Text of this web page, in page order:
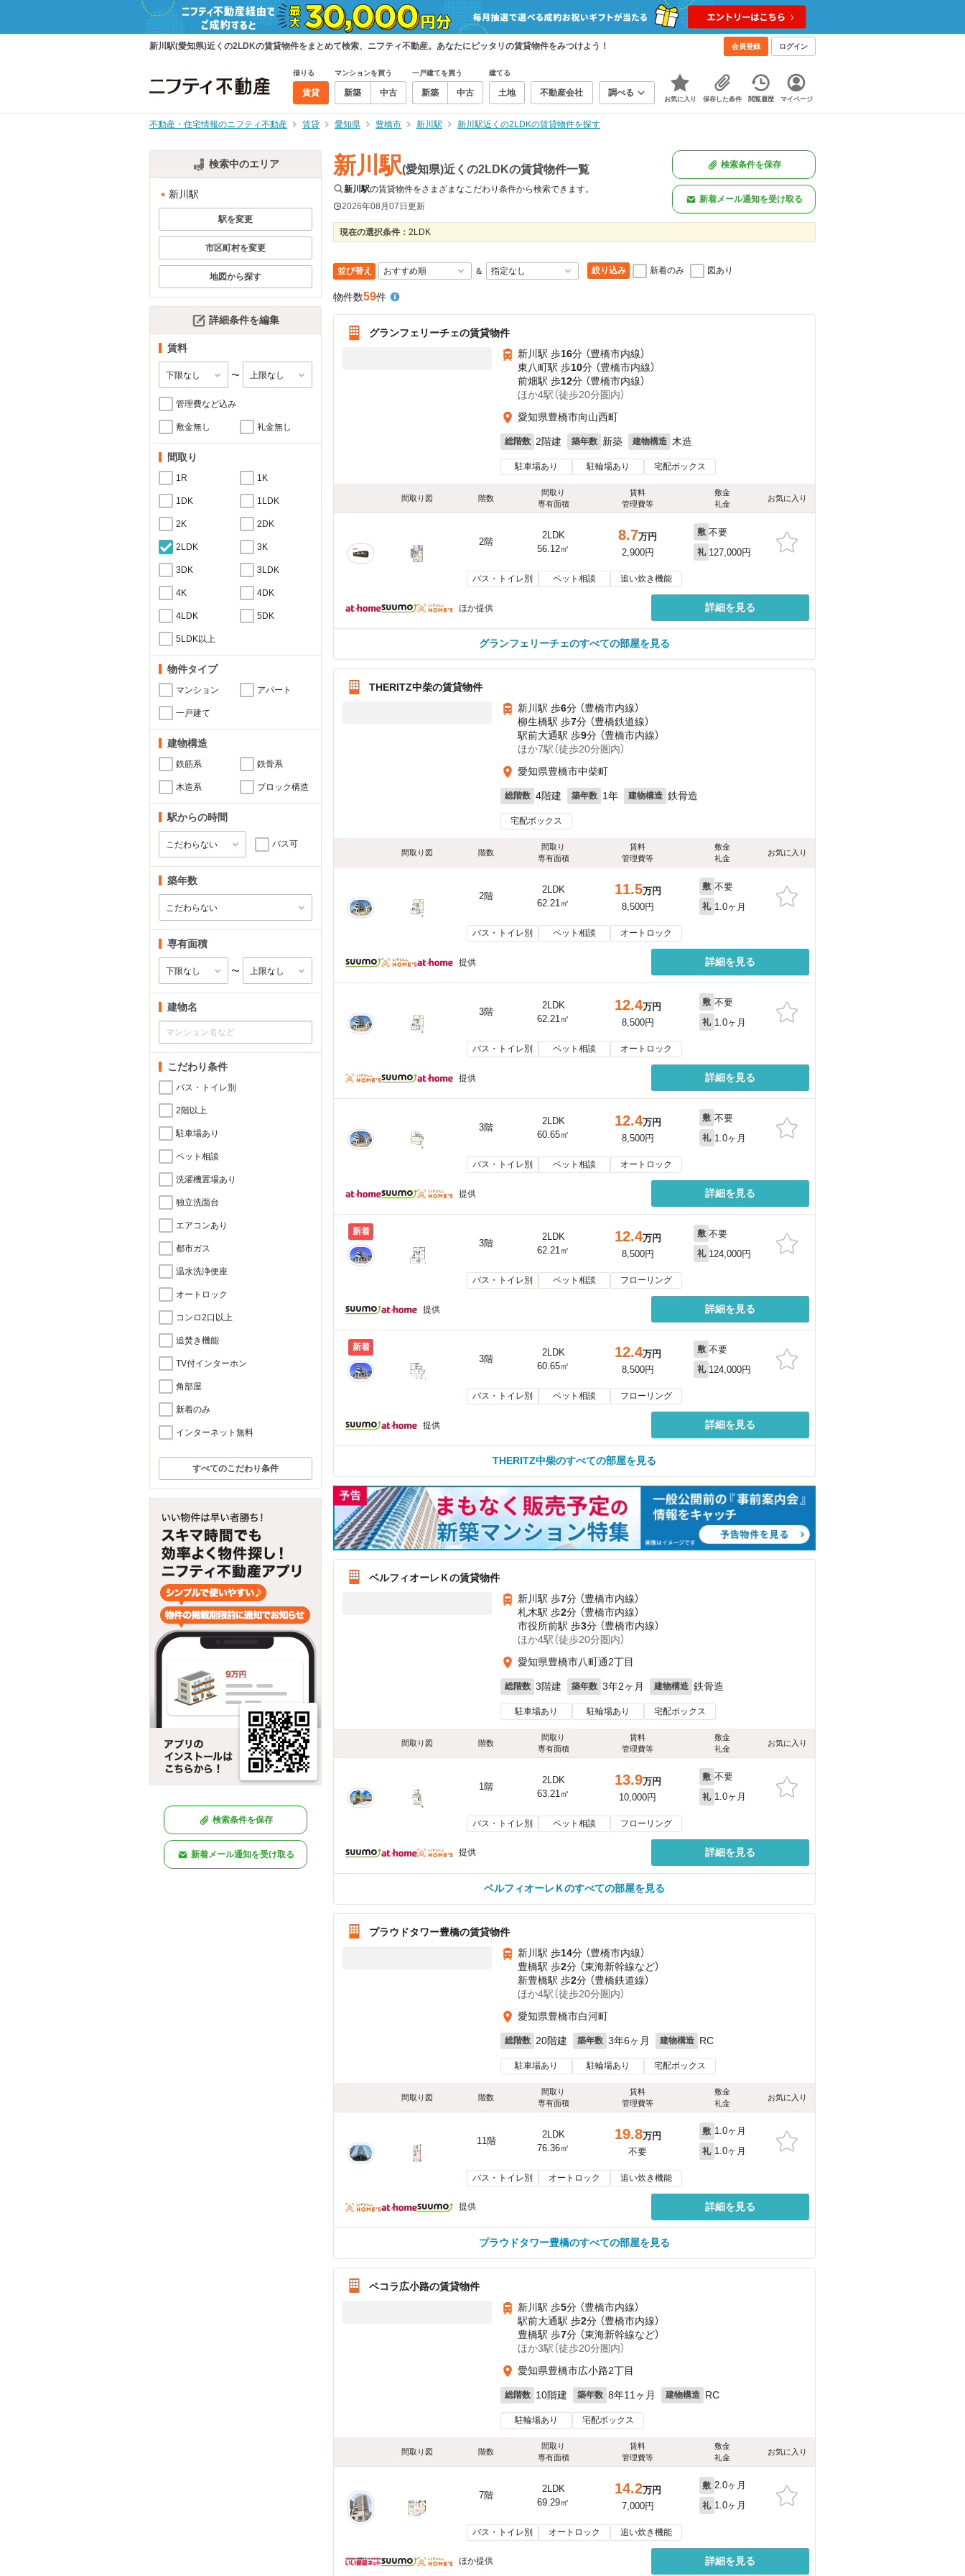
新川駅(愛知県)近くの2LDKの賃貸物件をまとめて検索、ニフティ不動産。あなたにピッタリの賃貸物件をみつけよう！ 会員登録 ログイン
借りる
賃貸
マンションを買う
新築 中古
一戸建てを買う
新築 中古
建てる
土地 不動産会社 調べる
お気に入り 保存した条件 閲覧履歴 マイページ
不動産・住宅情報のニフティ不動産 賃貸 愛知県 豊橋市 新川駅 新川駅近くの2LDKの賃貸物件を探す
検索中のエリア
新川駅
駅を変更
市区町村を変更
地図から探す
詳細条件を編集
賃料
〜
管理費など込み
敷金無し 礼金無し
間取り
1R 1K
1DK 1LDK
2K 2DK
2LDK 3K
3DK 3LDK
4K 4DK
4LDK 5DK
5LDK以上
物件タイプ
マンション アパート
一戸建て
建物構造
鉄筋系 鉄骨系
木造系 ブロック構造
駅からの時間
バス可
築年数
専有面積
〜
建物名
こだわり条件
バス・トイレ別
2階以上
駐車場あり
ペット相談
洗濯機置場あり
独立洗面台
エアコンあり
都市ガス
温水洗浄便座
オートロック
コンロ2口以上
追焚き機能
TV付インターホン
角部屋
新着のみ
インターネット無料
すべてのこだわり条件
検索条件を保存
新着メール通知を受け取る
新川駅(愛知県)近くの2LDKの賃貸物件一覧
新川駅の賃貸物件をさまざまなこだわり条件から検索できます。
2026年08月07日更新
検索条件を保存
新着メール通知を受け取る
現在の選択条件： 2LDK
並び替え ＆ 絞り込み 新着のみ 図あり
物件数59件
グランフェリーチェの賃貸物件
新川駅 歩16分 （豊橋市内線）
東八町駅 歩10分 （豊橋市内線）
前畑駅 歩12分 （豊橋市内線）
ほか4駅（徒歩20分圏内）
愛知県豊橋市向山西町
総階数 2階建 築年数 新築 建物構造 木造
駐車場あり 駐輪場あり 宅配ボックス
間取り図 階数
間取り
専有面積
賃料
管理費等
敷金
礼金
お気に入り
2階
2LDK
56.12㎡
8.7万円
2,900円
敷 不要
礼 127,000円
バス・トイレ別 ペット相談 追い炊き機能
ほか提供 詳細を見る
グランフェリーチェのすべての部屋を見る
THERITZ中柴の賃貸物件
新川駅 歩6分 （豊橋市内線）
柳生橋駅 歩7分 （豊橋鉄道線）
駅前大通駅 歩9分 （豊橋市内線）
ほか7駅（徒歩20分圏内）
愛知県豊橋市中柴町
総階数 4階建 築年数 1年 建物構造 鉄骨造
宅配ボックス
間取り図 階数
間取り
専有面積
賃料
管理費等
敷金
礼金
お気に入り
2階
2LDK
62.21㎡
11.5万円
8,500円
敷 不要
礼 1.0ヶ月
バス・トイレ別 ペット相談 オートロック
提供 詳細を見る
3階
2LDK
62.21㎡
12.4万円
8,500円
敷 不要
礼 1.0ヶ月
バス・トイレ別 ペット相談 オートロック
提供 詳細を見る
3階
2LDK
60.65㎡
12.4万円
8,500円
敷 不要
礼 1.0ヶ月
バス・トイレ別 ペット相談 オートロック
提供 詳細を見る
新着
3階
2LDK
62.21㎡
12.4万円
8,500円
敷 不要
礼 124,000円
バス・トイレ別 ペット相談 フローリング
提供 詳細を見る
新着
3階
2LDK
60.65㎡
12.4万円
8,500円
敷 不要
礼 124,000円
バス・トイレ別 ペット相談 フローリング
提供 詳細を見る
THERITZ中柴のすべての部屋を見る
ベルフィオーレＫの賃貸物件
新川駅 歩7分 （豊橋市内線）
札木駅 歩2分 （豊橋市内線）
市役所前駅 歩3分 （豊橋市内線）
ほか4駅（徒歩20分圏内）
愛知県豊橋市八町通2丁目
総階数 3階建 築年数 3年2ヶ月 建物構造 鉄骨造
駐車場あり 駐輪場あり 宅配ボックス
間取り図 階数
間取り
専有面積
賃料
管理費等
敷金
礼金
お気に入り
1階
2LDK
63.21㎡
13.9万円
10,000円
敷 不要
礼 1.0ヶ月
バス・トイレ別 ペット相談 フローリング
提供 詳細を見る
ベルフィオーレＫのすべての部屋を見る
プラウドタワー豊橋の賃貸物件
新川駅 歩14分 （豊橋市内線）
豊橋駅 歩2分 （東海新幹線など）
新豊橋駅 歩2分 （豊橋鉄道線）
ほか4駅（徒歩20分圏内）
愛知県豊橋市白河町
総階数 20階建 築年数 3年6ヶ月 建物構造 RC
駐車場あり 駐輪場あり 宅配ボックス
間取り図 階数
間取り
専有面積
賃料
管理費等
敷金
礼金
お気に入り
11階
2LDK
76.36㎡
19.8万円
不要
敷 1.0ヶ月
礼 1.0ヶ月
バス・トイレ別 オートロック 追い炊き機能
提供 詳細を見る
プラウドタワー豊橋のすべての部屋を見る
ペコラ広小路の賃貸物件
新川駅 歩5分 （豊橋市内線）
駅前大通駅 歩2分 （豊橋市内線）
豊橋駅 歩7分 （東海新幹線など）
ほか3駅（徒歩20分圏内）
愛知県豊橋市広小路2丁目
総階数 10階建 築年数 8年11ヶ月 建物構造 RC
駐輪場あり 宅配ボックス
間取り図 階数
間取り
専有面積
賃料
管理費等
敷金
礼金
お気に入り
7階
2LDK
69.29㎡
14.2万円
7,000円
敷 2.0ヶ月
礼 1.0ヶ月
バス・トイレ別 オートロック 追い炊き機能
ほか提供 詳細を見る